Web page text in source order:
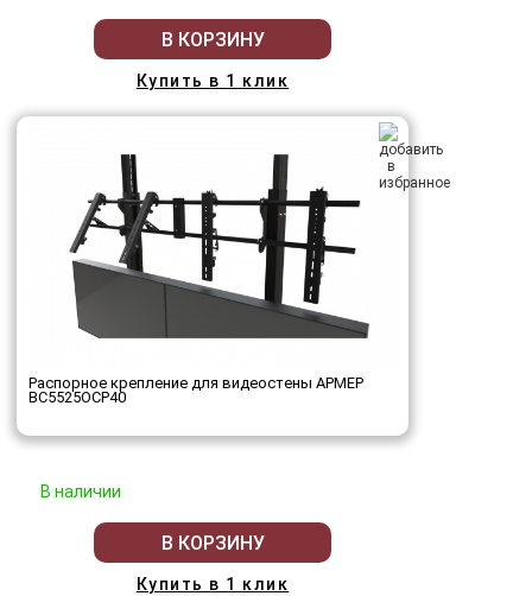
В КОРЗИНУ
Купить в 1 клик
Распорное крепление для видеостены АРМЕР
ВС5525ОСР40
В наличии
В КОРЗИНУ
Купить в 1 клик